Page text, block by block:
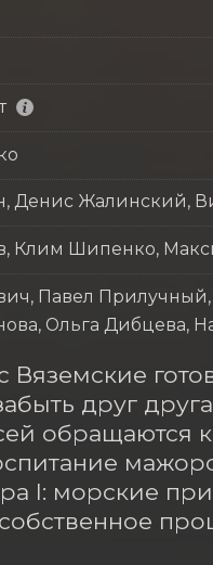
Денис Жалинский,
Клим Шипенко,
Павел Прилучный,
Ольга Дибцева,
Вяземские
друг
обращаются
I: морские